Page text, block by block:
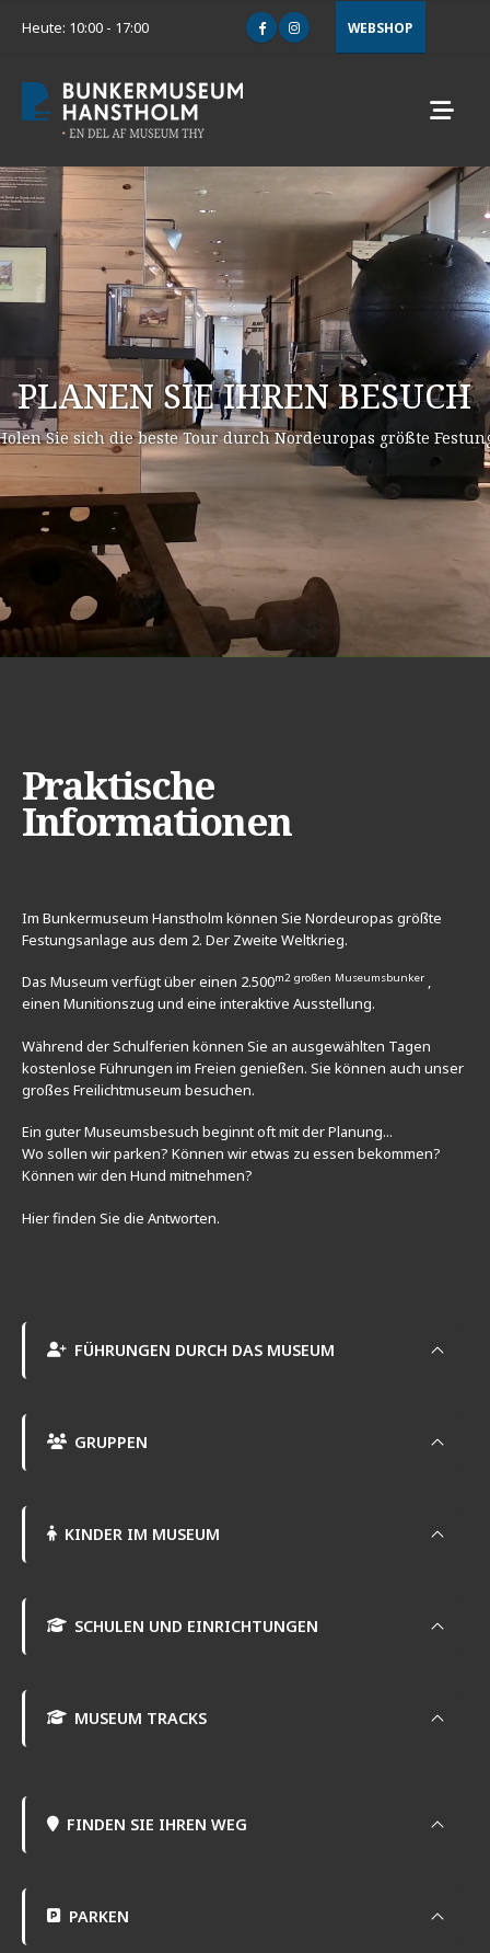
Heute: 10:00 - 17:00 WEBSHOP
PLANEN SIE IHREN BESUCH
Sie sich die beste Tour durch Nordeuropas größte
Praktische
Informationen
Im Bunkermuseum Hanstholm können Sie Nordeuropas größte
Festungsanlage aus dem 2. Der Zweite Weltkrieg.
Das Museum verfügt über einen 2.500m2 großen Museumsbunker ,
einen Munitionszug und eine interaktive Ausstellung.
Während der Schulferien können Sie an ausgewählten Tagen
kostenlose Führungen im Freien genießen. Sie können auch unser
großes Freilichtmuseum besuchen.
Ein guter Museumsbesuch beginnt oft mit der Planung...
Wo sollen wir parken? Können wir etwas zu essen bekommen?
Können wir den Hund mitnehmen?
Hier finden Sie die Antworten.
FÜHRUNGEN DURCH DAS MUSEUM
GRUPPEN
KINDER IM MUSEUM
SCHULEN UND EINRICHTUNGEN
MUSEUM TRACKS
FINDEN SIE IHREN WEG
PARKEN